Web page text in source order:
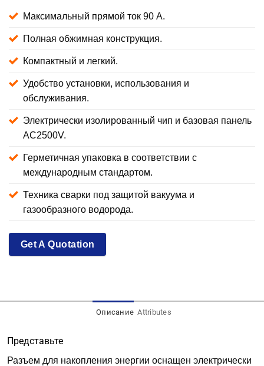
Максимальный прямой ток 90 А.
Полная обжимная конструкция.
Компактный и легкий.
Удобство установки, использования и
обслуживания.
Электрически изолированный чип и базовая панель
AC2500V.
Герметичная упаковка в соответствии с
международным стандартом.
Техника сварки под защитой вакуума и
газообразного водорода.
Get A Quotation
Описание Attributes
Представьте
Разъем для накопления энергии оснащен электрически